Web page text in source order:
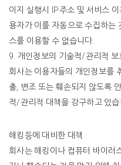
이지 실행시 IP주소 및 서비스
용자가 이를 자동으로 수집하는
스를 이용할 수 없습니다
9. 개인정보의 기술적/관리적 보
회사는 이용자들의 개인정보를
출 변조 또는 훼손되지 않도록
적/관리적 대책을 강구하고 있
해킹등에 대비한 대책
회사는 해킹이나 컴퓨터 바이러